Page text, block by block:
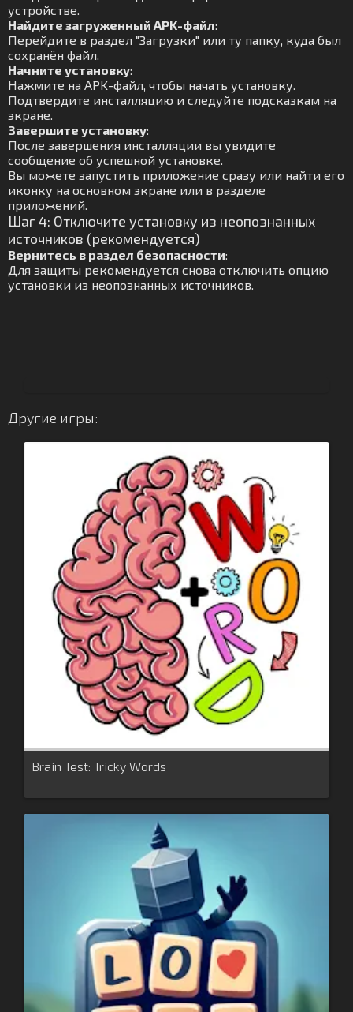
устройстве.
Найдите загруженный APK-файл:
Перейдите в раздел "Загрузки" или ту папку, куда был
сохранён файл.
Начните установку:
Нажмите на APK-файл, чтобы начать установку.
Подтвердите инсталляцию и следуйте подсказкам на
экране.
Завершите установку:
После завершения инсталляции вы увидите
сообщение об успешной установке.
Вы можете запустить приложение сразу или найти его
иконку на основном экране или в разделе
приложений.
Шаг 4: Отключите установку из неопознанных
источников (рекомендуется)
Вернитесь в раздел безопасности:
Для защиты рекомендуется снова отключить опцию
установки из неопознанных источников.
Другие игры:
Brain Test: Tricky Words